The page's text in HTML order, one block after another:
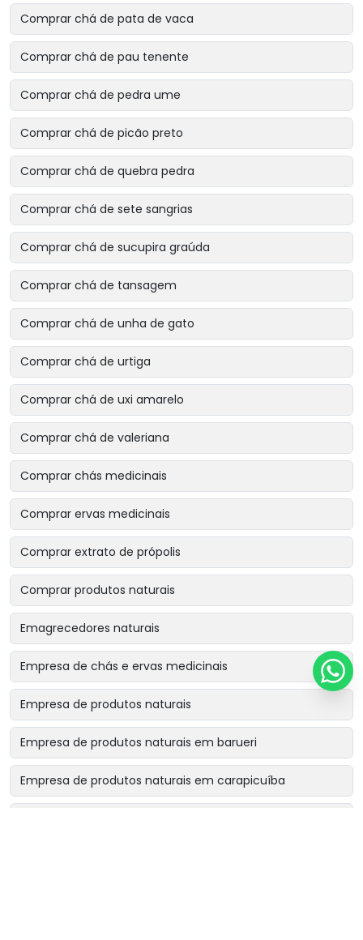
Comprar chá de pata de vaca
Comprar chá de pau tenente
Comprar chá de pedra ume
Comprar chá de picão preto
Comprar chá de quebra pedra
Comprar chá de sete sangrias
Comprar chá de sucupira graúda
Comprar chá de tansagem
Comprar chá de unha de gato
Comprar chá de urtiga
Comprar chá de uxi amarelo
Comprar chá de valeriana
Comprar chás medicinais
Comprar ervas medicinais
Comprar extrato de própolis
Comprar produtos naturais
Emagrecedores naturais
Empresa de chás e ervas medicinais
Empresa de produtos naturais
Empresa de produtos naturais em barueri
Empresa de produtos naturais em carapicuíba